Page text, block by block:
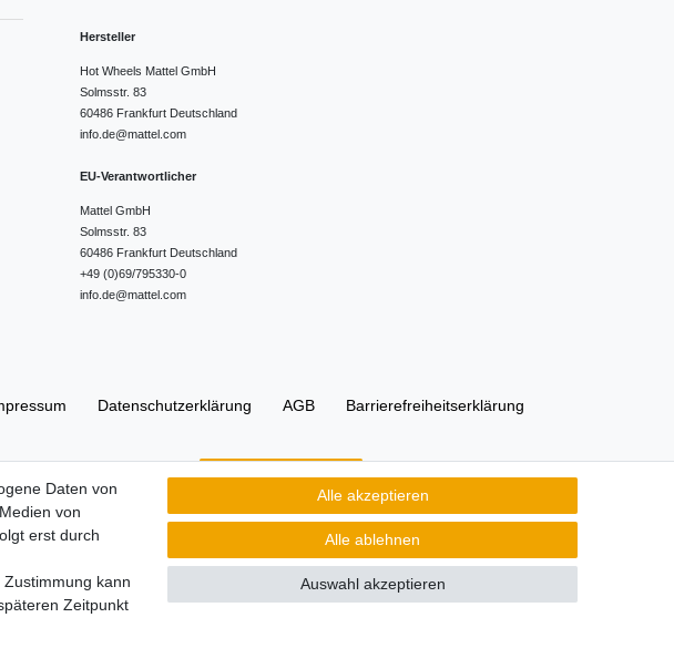
Hersteller
Hot Wheels Mattel GmbH
Solmsstr. 83
60486 Frankfurt Deutschland
info.de@mattel.com
EU-Verantwortlicher
Mattel GmbH
Solmsstr. 83
60486 Frankfurt Deutschland
+49 (0)69/795330-0
info.de@mattel.com
Daten­schutz­erklärung AGB Barrierefreiheitserklärung
Widerrufs­recht Vertrag widerrufen Kontakt
Daten von
von
erst durch
kann
Zeitpunkt
Alle akzeptieren
Alle ablehnen
Auswahl akzeptieren